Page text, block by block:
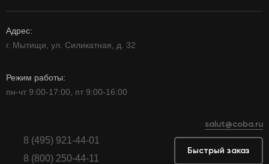
Адрес:
г. Мытищи, ул. Силикатная, д. 32
Режим работы:
пн-чт 9:00-17:00, пт 9:00-16:00
8 (495) 921-44-01
8 (800) 250-44-11
salut@coba.ru
Быстрый заказ